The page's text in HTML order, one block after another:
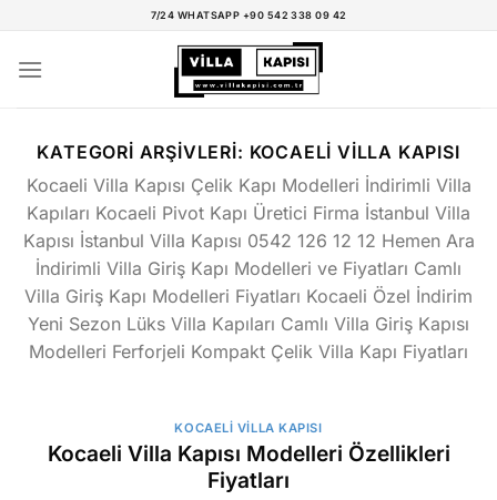
7/24 WHATSAPP +90 542 338 09 42
KATEGORI ARŞIVLERI: KOCAELI VILLA KAPISI
Kocaeli Villa Kapısı Çelik Kapı Modelleri İndirimli Villa
Kapıları Kocaeli Pivot Kapı Üretici Firma İstanbul Villa
Kapısı İstanbul Villa Kapısı 0542 126 12 12 Hemen Ara
İndirimli Villa Giriş Kapı Modelleri ve Fiyatları Camlı
Villa Giriş Kapı Modelleri Fiyatları Kocaeli Özel İndirim
Yeni Sezon Lüks Villa Kapıları Camlı Villa Giriş Kapısı
Modelleri Ferforjeli Kompakt Çelik Villa Kapı Fiyatları
KOCAELI VILLA KAPISI
Kocaeli Villa Kapısı Modelleri Özellikleri
Fiyatları